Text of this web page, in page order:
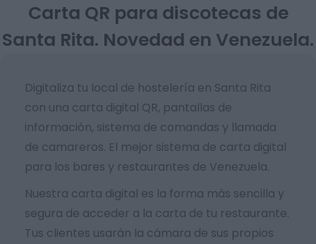
Carta QR para discotecas de
Santa Rita. Novedad en Venezuela.
Digitaliza tu local de hostelería en Santa Rita
con una carta digital QR, pantallas de
información, sistema de comandas y llamada
de camareros. El mejor sistema de carta digital
para los bares y restaurantes de Venezuela.
Nuestra carta digital es la forma más sencilla y
segura de acceder a la carta de tu restaurante.
Tus clientes usarán la cámara de sus propios